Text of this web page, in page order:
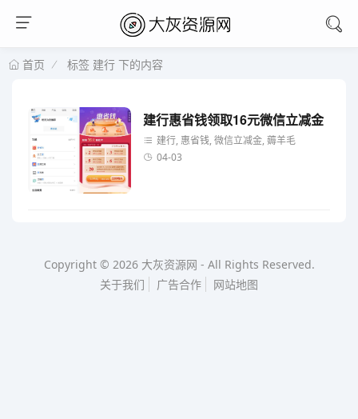
首页 标签 建行 下的内容
建行惠省钱领取16元微信立减金
建行, 惠省钱, 微信立减金, 薅羊毛
04-03
Copyright © 2026 大灰资源网 - All Rights Reserved.
关于我们
广告合作 网站地图